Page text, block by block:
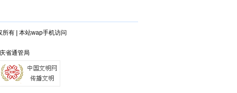
所有| 本站wap手机访问
省通管局